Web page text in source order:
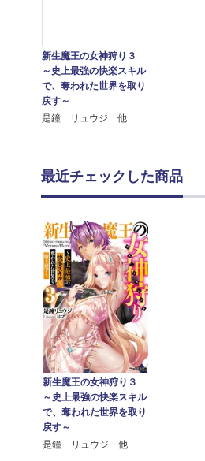
新生魔王の女神狩り３
～史上最強の快楽スキル
で、奪われた世界を取り
戻す～
是鐘 リュウジ 他
最近チェックした商品
新生魔王の女神狩り３
～史上最強の快楽スキル
で、奪われた世界を取り
戻す～
是鐘 リュウジ 他